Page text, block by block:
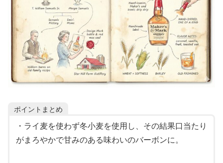
ポイントまとめ
・ライ麦を使わず冬小麦を使用し、その結果口当たり
がまろやかで甘みのある味わいのバーボンに。